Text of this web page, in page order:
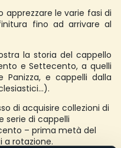
apprezzare le varie fasi di
fino ad arrivare al
la storia del cappello
e Settecento, a quelli
Panizza, e cappelli dalla
di acquisire collezioni di
serie di cappelli
– prima metà del
a rotazione.